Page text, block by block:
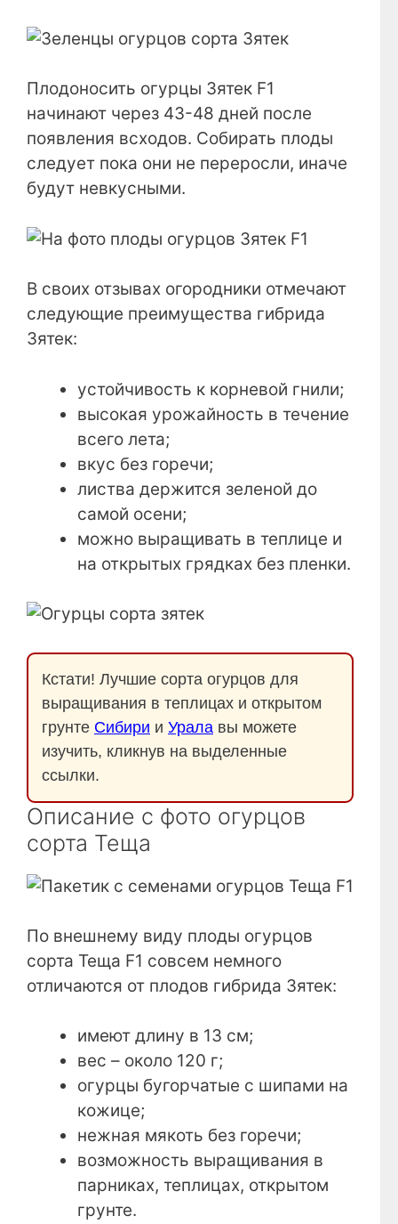
Плодоносить огурцы Зятек F1
начинают через 43-48 дней после
появления всходов. Собирать плоды
следует пока они не переросли, иначе
будут невкусными.
В своих отзывах огородники отмечают
следующие преимущества гибрида
Зятек:
устойчивость к корневой гнили;
высокая урожайность в течение
всего лета;
вкус без горечи;
листва держится зеленой до
самой осени;
можно выращивать в теплице и
на открытых грядках без пленки.
Кстати! Лучшие сорта огурцов для
выращивания в теплицах и открытом
грунте Сибири и Урала вы можете
изучить, кликнув на выделенные
ссылки.
Описание с фото огурцов
сорта Теща
По внешнему виду плоды огурцов
сорта Теща F1 совсем немного
отличаются от плодов гибрида Зятек:
имеют длину в 13 см;
вес – около 120 г;
огурцы бугорчатые с шипами на
кожице;
нежная мякоть без горечи;
возможность выращивания в
парниках, теплицах, открытом
грунте.